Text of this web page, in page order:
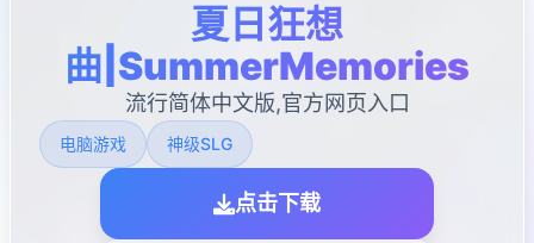
夏日狂想
曲|SummerMemories
流行简体中文版,官方网页入口
电脑游戏 神级SLG
点击下载